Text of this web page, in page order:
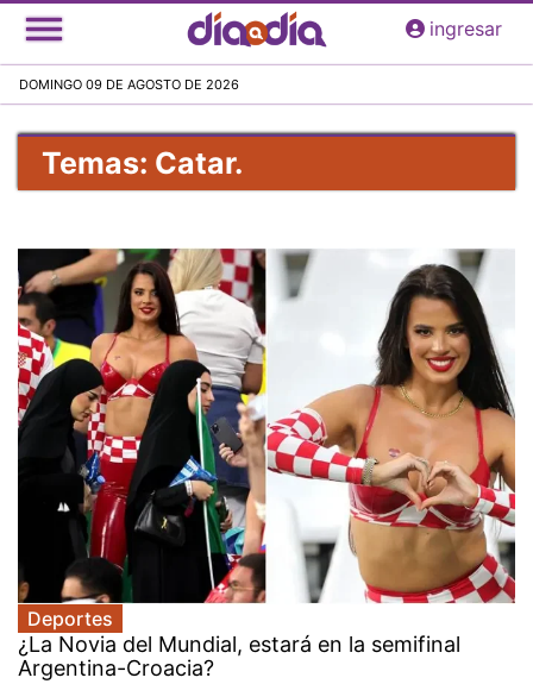
Pasar
al
principal
ingresar
DOMINGO 09 DE AGOSTO DE 2026
Temas: Catar.
Deportes
¿La Novia del Mundial, estará en la semifinal
Argentina-Croacia?